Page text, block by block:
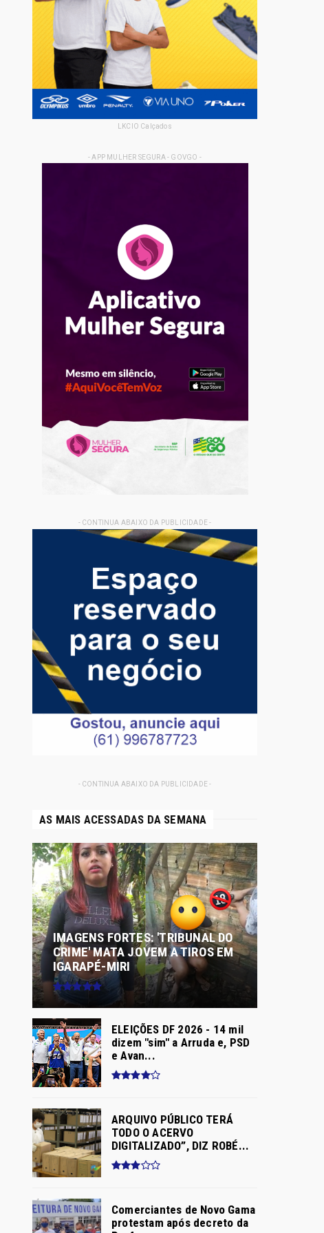
LKCIO Calçados
- APP MULHER SEGURA - GOVGO -
- CONTINUA ABAIXO DA PUBLICIDADE -
- CONTINUA ABAIXO DA PUBLICIDADE -
AS MAIS ACESSADAS DA SEMANA
IMAGENS FORTES: 'TRIBUNAL DO
CRIME' MATA JOVEM A TIROS EM
IGARAPÉ-MIRI
ELEIÇÕES DF 2026 - 14 mil
dizem "sim" a Arruda e, PSD
e Avan...
ARQUIVO PÚBLICO TERÁ
TODO O ACERVO
DIGITALIZADO”, DIZ ROBÉ...
Comerciantes de Novo Gama
protestam após decreto da